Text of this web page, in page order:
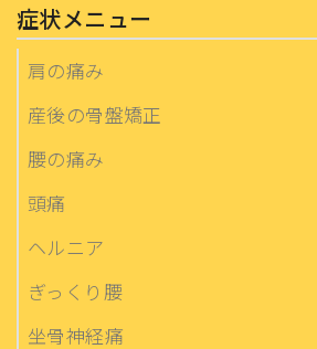
症状メニュー
肩の痛み
産後の骨盤矯正
腰の痛み
頭痛
ヘルニア
ぎっくり腰
坐骨神経痛